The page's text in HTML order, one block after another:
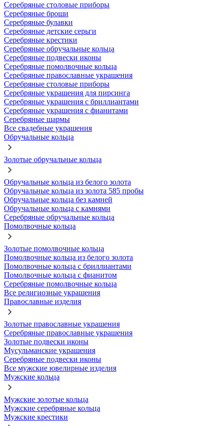
Серебряные столовые приборы
Серебряные броши
Серебряные булавки
Серебряные детские серьги
Серебряные крестики
Серебряные обручальные кольца
Серебряные подвески иконы
Серебряные помолвочные кольца
Серебряные православные украшения
Серебряные столовые приборы
Серебряные украшения для пирсинга
Серебряные украшения с бриллиантами
Серебряные украшения с фианитами
Серебряные шармы
Все свадебные украшения
Обручальные кольца
Золотые обручальные кольца
Обручальные кольца из белого золота
Обручальные кольца из золота 585 пробы
Обручальные кольца без камней
Обручальные кольца с камнями
Серебряные обручальные кольца
Помолвочные кольца
Золотые помолвочные кольца
Помолвочные кольца из белого золота
Помолвочные кольца с бриллиантами
Помолвочные кольца с фианитом
Серебряные помолвочные кольца
Все религиозные украшения
Православные изделия
Золотые православные украшения
Серебряные православные украшения
Золотые подвески иконы
Мусульманские украшения
Серебряные подвески иконы
Все мужские ювелирные изделия
Мужские кольца
Мужские золотые кольца
Мужские серебряные кольца
Мужские крестики